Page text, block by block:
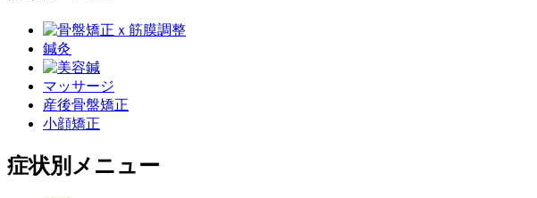
鍼灸
マッサージ
産後骨盤矯正
小顔矯正
症状別メニュー